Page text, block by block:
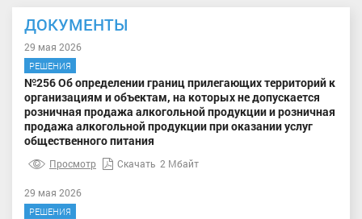
ДОКУМЕНТЫ
29 мая 2026
РЕШЕНИЯ
№256 Об определении границ прилегающих территорий к
организациям и объектам, на которых не допускается
розничная продажа алкогольной продукции и розничная
продажа алкогольной продукции при оказании услуг
общественного питания
Просмотр Скачать 2 Мбайт
29 мая 2026
РЕШЕНИЯ